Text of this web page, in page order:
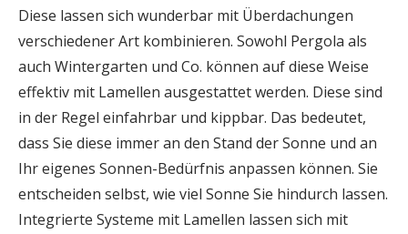
Diese lassen sich wunderbar mit Überdachungen
verschiedener Art kombinieren. Sowohl Pergola als
auch Wintergarten und Co. können auf diese Weise
effektiv mit Lamellen ausgestattet werden. Diese sind
in der Regel einfahrbar und kippbar. Das bedeutet,
dass Sie diese immer an den Stand der Sonne und an
Ihr eigenes Sonnen-Bedürfnis anpassen können. Sie
entscheiden selbst, wie viel Sonne Sie hindurch lassen.
Integrierte Systeme mit Lamellen lassen sich mit